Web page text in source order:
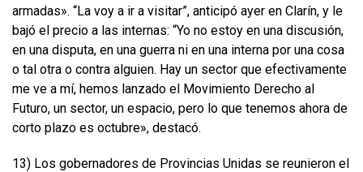
armadas». “La voy a ir a visitar”, anticipó ayer en Clarín, y le
bajó el precio a las internas: “Yo no estoy en una discusión,
en una disputa, en una guerra ni en una interna por una cosa
o tal otra o contra alguien. Hay un sector que efectivamente
me ve a mí, hemos lanzado el Movimiento Derecho al
Futuro, un sector, un espacio, pero lo que tenemos ahora de
corto plazo es octubre», destacó.
13) Los gobernadores de Provincias Unidas se reunieron el